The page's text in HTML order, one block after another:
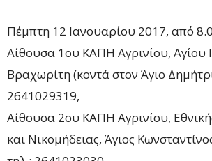
Πέμπτη 12 Ιανουαρίου 2017, από
Αίθουσα 1ου ΚΑΠΗ Αγρινίου, Αγίου
Βραχωρίτη (κοντά στον Άγιο
2641029319,
Αίθουσα 2ου ΚΑΠΗ Αγρινίου,
και Νικομήδειας, Άγιος